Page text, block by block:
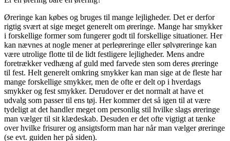
Øreringe kan købes og bruges til mange lejligheder. Det er derfor
rigtig svært at sige meget generelt om øreringe. Mange har smykker
i forskellige former som fungerer godt til forskellige situationer. Her
kan nævnes at nogle mener at perleøreringe eller sølvøreringe kan
være utrolige flotte til de lidt festligere lejligheder. Mens andre
foretrækker vedhæng af guld med farvede sten som deres øreringe
til fest. Helt generelt omkring smykker kan man sige at de fleste har
mange forskellige smykker, men de ofte er delt op i hverdags
smykker og fest smykker. Derudover er det normalt at have et
udvalg som passer til ens tøj. Her kommer det så igen til at være
tydeligt at det handler meget om personlig stil hvilke slags øreringe
man vælger til sit klædeskab. Desuden er det ofte vigtigt at tænke
over hvilke frisurer og ansigtsform man har når man vælger øreringe
(se evt. guiden her på siden).